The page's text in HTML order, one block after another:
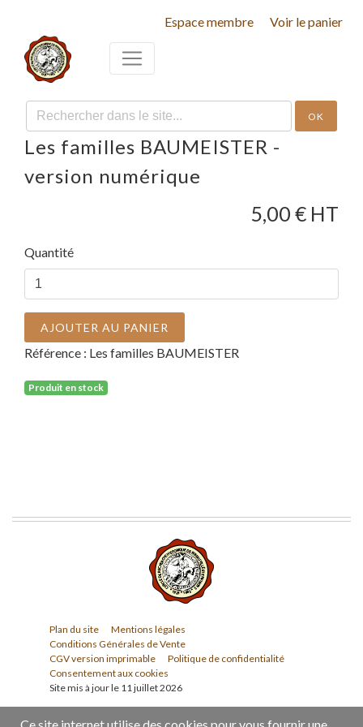
Espace membre Voir le panier
OK
Les familles BAUMEISTER -
version numérique
5,00 € HT
Quantité
AJOUTER AU PANIER
Référence : Les familles BAUMEISTER
Produit en stock
Plan du site
Mentions légales
Conditions Générales de Vente
CGV version imprimable
Politique de confidentialité
Consentement aux cookies
Site mis à jour le 11 juillet 2026